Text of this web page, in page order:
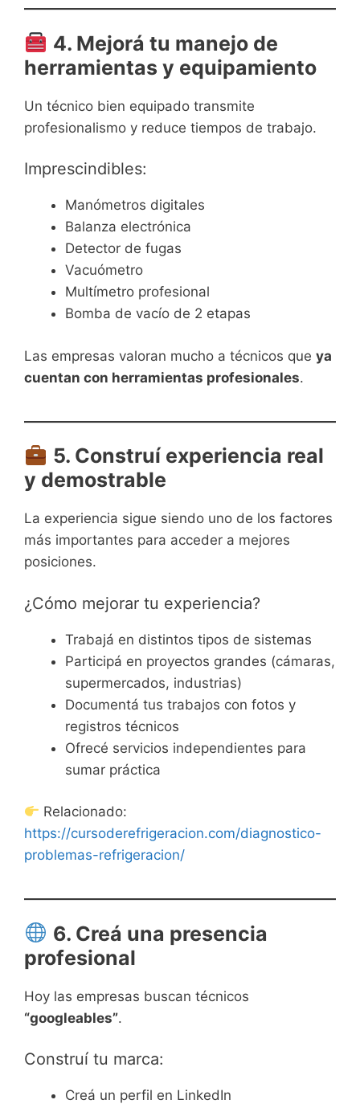
4. Mejorá tu manejo de
herramientas y equipamiento
Un técnico bien equipado transmite
profesionalismo y reduce tiempos de trabajo.
Imprescindibles:
Manómetros digitales
Balanza electrónica
Detector de fugas
Vacuómetro
Multímetro profesional
Bomba de vacío de 2 etapas
Las empresas valoran mucho a técnicos que ya
cuentan con herramientas profesionales.
5. Construí experiencia real
y demostrable
La experiencia sigue siendo uno de los factores
más importantes para acceder a mejores
posiciones.
¿Cómo mejorar tu experiencia?
Trabajá en distintos tipos de sistemas
Participá en proyectos grandes (cámaras,
supermercados, industrias)
Documentá tus trabajos con fotos y
registros técnicos
Ofrecé servicios independientes para
sumar práctica
Relacionado:
https://cursoderefrigeracion.com/diagnostico-
problemas-refrigeracion/
6. Creá una presencia
profesional
Hoy las empresas buscan técnicos
“googleables”.
Construí tu marca:
Creá un perfil en LinkedIn